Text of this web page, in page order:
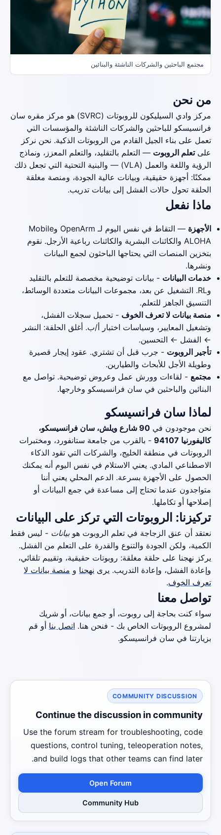
مجتمع الباحثين والشركات الناشئة والبنائين
من نحن
مركز وادي السيليكون للروبوتات (SVRC) هو مركز مقره سان
فرانسيسكو للباحثين والشركات الناشئة والمؤسسات التي
تعمل على بناء الجيل القادم من الروبوتات الذكية. نحن نركز
علىتعلم الروبوت — التعلم بالتقليد، والتعلم المعزز، ونماذج
الرؤية واللغة والعمل (VLA) — والبنية التحتية التي تجعل ذلك
ممكنًا: أجهزة حقيقية، وبيانات عالية الجودة، ومنصة مغلقة
الحلقة تحول حالات الفشل إلى بيانات تدريب.
ماذا نفعل
الأجهزة
— التقاط في نفس اليوم لـ OpenArm وMobile
ALOHA والكائنات البشرية والكائنات رباعية الأرجل. نقوم
بتخزين المنصات التي يحتاجها الباحثون لجمع البيانات
ونشرها.
خدمات البيانات - بيانات توضيحية مخصصة للتعلم بالتقليد
وRL. التشغيل عن بعد، مجموعات البيانات متعددة الوسائط،
التنسيق الجاهز للتعلم.
منصة بيانات لا تعرف الخوف - تحميل سجلات الفشل،
وتشغيل المعايير، وسياسات اختبار أ/ب. أغلق الحلقة: النشر
← الفشل ← التحسين.
تأجير الروبوت - جرب قبل أن تشتري. عقود إيجار قصيرة
وطويلة الأجل للأبحاث والطيارين.
مجتمع - لقاءات وورش عمل وعروض توضيحية. تواصل مع
البنائين والباحثين في سان فرانسيسكو وخارجها.
لماذا سان فرانسيسكو
نحن موجودون في
90 شارع ويلش، سان فرانسيسكو،
كاليفورنيا 94107
- بالقرب من جامعة ستانفورد، ومختبرات
الروبوتات في منطقة الخليج، والشركات التي تقود الذكاء
الاصطناعي المادي. يعني الاستلام في نفس اليوم أنه يمكنك
الحصول على الأجهزة بسرعة. الدعم المحلي يعني أننا
متواجدون عندما تحتاج إلى مساعدة في جمع البيانات أو
إصلاحها أو تكاملها.
تركيزنا: الروبوتات التي تركز على البيانات
نعتقد أن عنق الزجاجة في تعلم الروبوت هوبيانات - ليس فقط
الكمية، ولكن الجودة والتنوع والقدرة على التعلم من الفشل.
يركز نهجنا على حلقة مغلقة: روبوتات حقيقية، وتقييم تلقائي،
وإعادة الفشل، وإعادة التدريب. يرى نهجنا و منصة بيانات لا
تعرف الخوف.
تواصل معنا
سواء كنت بحاجة إلى روبوت، أو جمع بيانات، أو شريك
لمشروع الروبوتات الخاص بك - فنحن هنا. اتصل بنا أو قم
بزيارتنا في سان فرانسيسكو.
COMMUNITY DISCUSSION
Continue the discussion in community
Use the forum stream for troubleshooting, code
questions, control tuning, teleoperation notes,
and build logs that other teams can find later.
Open Forum
Community Hub